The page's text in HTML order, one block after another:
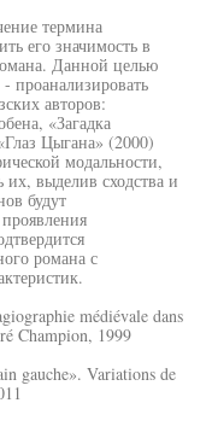
термина
его значимость в
Данной целью
проанализировать
авторов:
«Загадка
Цыгана» (2000)
модальности,
выделив сходства и
будут
романа с
médiévale dans
Champion, 1999
gauche». Variations de